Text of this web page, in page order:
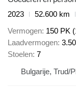
2023
52.600 km
Vermogen 150 PK
Laadvermogen
Stoelen 7
Bulgarije, Trud/